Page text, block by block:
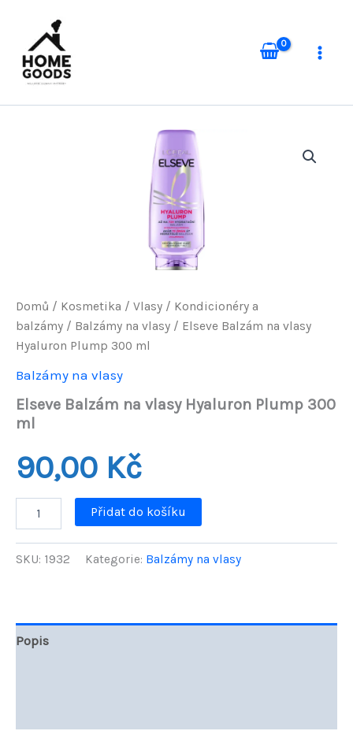
obsah
Domů / Kosmetika / Vlasy / Kondicionéry a
balzámy / Balzámy na vlasy / Elseve Balzám na vlasy
Hyaluron Plump 300 ml
Balzámy na vlasy
Elseve Balzám na vlasy Hyaluron Plump 300
ml
90,00 Kč
Balzám
Hyaluron
Přidat do košíku
SKU: 1932 Kategorie: Balzámy na vlasy
Popis